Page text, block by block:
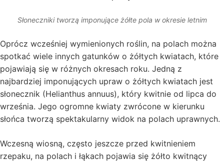
Słoneczniki tworzą imponujące żółte pola w okresie letnim
Oprócz wcześniej wymienionych roślin, na polach można
spotkać wiele innych gatunków o żółtych kwiatach, które
pojawiają się w różnych okresach roku. Jedną z
najbardziej imponujących upraw o żółtych kwiatach jest
słonecznik (Helianthus annuus), który kwitnie od lipca do
września. Jego ogromne kwiaty zwrócone w kierunku
słońca tworzą spektakularny widok na polach uprawnych.
Wczesną wiosną, często jeszcze przed kwitnieniem
rzepaku, na polach i łąkach pojawia się żółto kwitnący